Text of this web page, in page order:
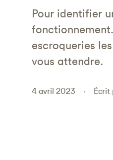
Pour identifier
escroqueries
vous attendre.
4 avril 2023 Écrit